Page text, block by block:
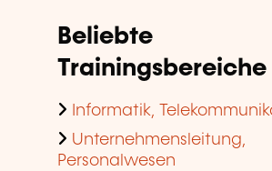
Beliebte
Trainingsbereiche
Informatik,
Unternehmensleitung,
Personalwesen